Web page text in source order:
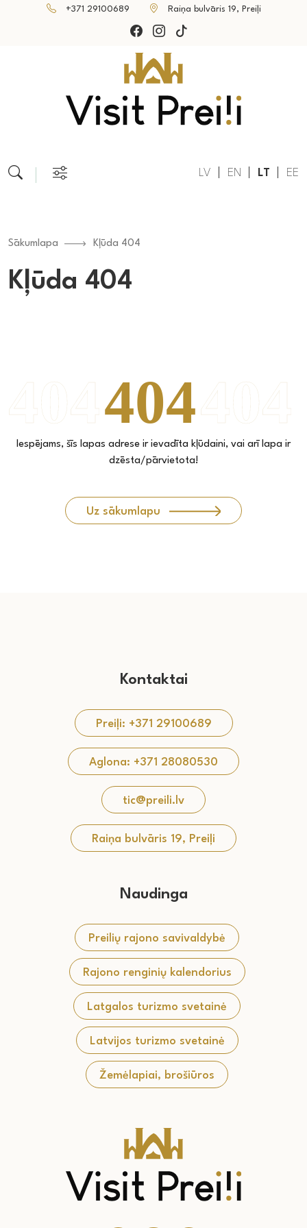
+371 29100689 Raiņa bulvāris 19, Preiļi
LV EN LT EE
Sākumlapa Kļūda 404
Kļūda 404
Iespējams, šīs lapas adrese ir ievadīta kļūdaini, vai arī lapa ir
dzēsta/pārvietota!
Uz sākumlapu
Kontaktai
Preiļi: +371 29100689
Aglona: +371 28080530
tic@preili.lv
Raiņa bulvāris 19, Preiļi
Naudinga
Preilių rajono savivaldybė
Rajono renginių kalendorius
Latgalos turizmo svetainė
Latvijos turizmo svetainė
Žemėlapiai, brošiūros